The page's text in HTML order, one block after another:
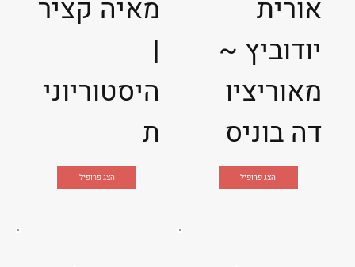
מאיה קציר
|
היסטוריוני
ת
הצג פרופיל
אורית
יודוביץ ~
מאוריציו
דה בוניס
הצג פרופיל